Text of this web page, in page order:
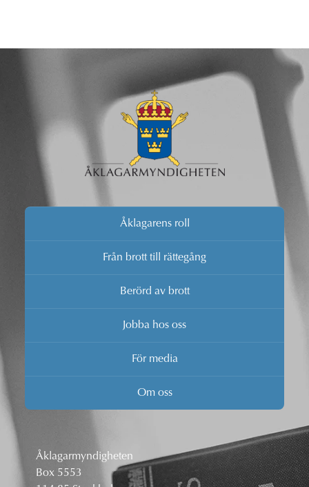
Åklagarens roll
Från brott till rättegång
Berörd av brott
Jobba hos oss
För media
Om oss
Åklagarmyndigheten
Box 5553